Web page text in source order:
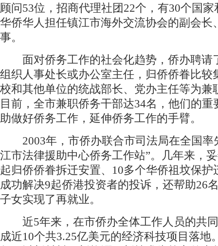
顾问53位，招商代理社团22个，有30个国家
华侨华人担任镇江市海外交流协会的副会长
事。
面对侨务工作的社会化趋势，侨办聘请
组织人事处长或办公室主任，归侨侨眷比较
校和其他单位的统战部长、党办主任等为兼
目前，全市兼职侨务干部达34名，他们的重
助做好侨务工作，延伸侨务工作的手臂。
2003年，市侨办联合市司法局在全国率
江市法律援助中心侨务工作站”。几年来，
起归侨侨眷拆迁安置、10多个华侨祖坟保护
成功解决9起侨港投资者的投诉，还帮助26
子女实现了再就业。
近5年来，在市侨办全体工作人员的共
成近10个共3.25亿美元的经济科技项目落地